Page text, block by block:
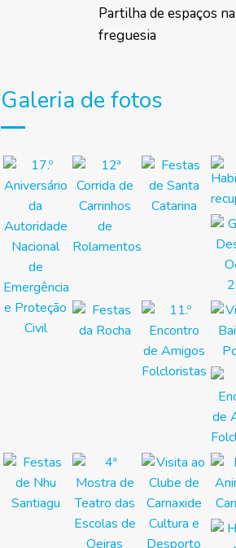
Partilha de espaços na
freguesia
Galeria de fotos